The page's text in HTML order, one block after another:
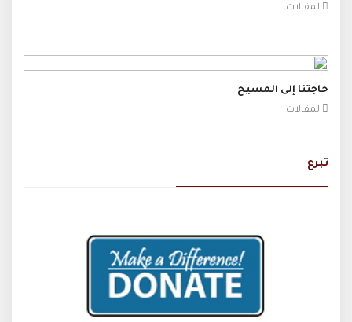
المقالات
حاجتنا إلى المسيح
المقالات
تبرع